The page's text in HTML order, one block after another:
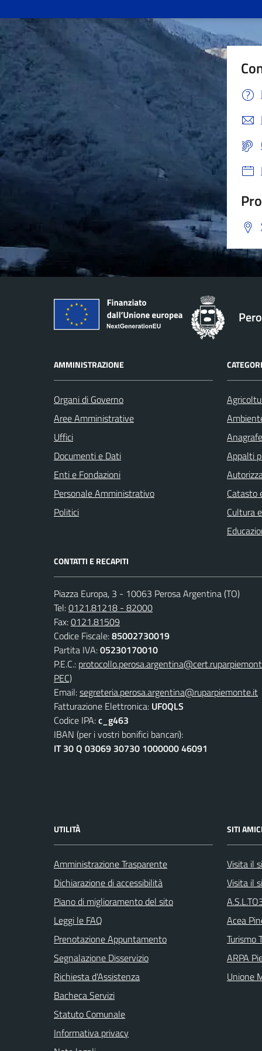
AMMINISTRAZIONE
Organi di Governo
Aree Amministrative
Uffici
Documenti e Dati
Enti e Fondazioni
Personale Amministrativo
Politici
Appalti
Catasto
Cultura
CONTATTI E RECAPITI
Piazza Europa, 3 - 10063 Perosa Argentina (TO)
Tel:0121.81218 - 82000
Fax:0121.81509
Codice Fiscale:85002730019
Partita IVA:05230170010
P.E.C.:
PEC)
Email:segreteria.perosa.argentina@ruparpiemonte.it
Fatturazione Elettronica: UF0QLS
Codice IPA:c_g463
IBAN (per i vostri bonifici bancari):
IT 30 Q 03069 30730 1000000 46091
UTILITÀ
Amministrazione Trasparente
Dichiarazione di accessibilità
Piano di miglioramento del sito
Leggi le FAQ
Prenotazione Appuntamento
Segnalazione Disservizio
Richiesta d'Assistenza
Bacheca Servizi
Statuto Comunale
Informativa privacy
SITI AMICI
Visita il
Visita il
Acea
Turismo
ARPA
Unione